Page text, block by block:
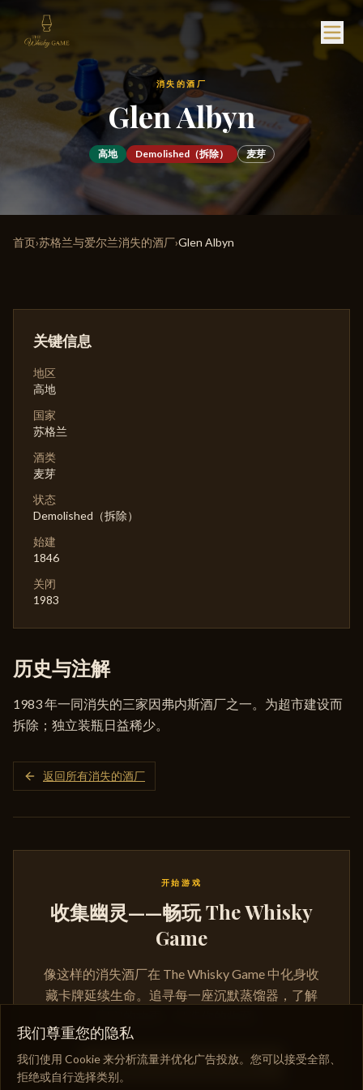
消失的酒厂
Glen Albyn
高地 Demolished（拆除） 麦芽
首页›苏格兰与爱尔兰消失的酒厂›Glen Albyn
关键信息
地区
高地
国家
苏格兰
酒类
麦芽
状态
Demolished（拆除）
始建
1846
关闭
1983
历史与注解
1983 年一同消失的三家因弗内斯酒厂之一。为超市建设而
拆除；独立装瓶日益稀少。
返回所有消失的酒厂
开始游戏
收集幽灵——畅玩 The Whisky
Game
像这样的消失酒厂在 The Whisky Game 中化身收
藏卡牌延续生命。追寻每一座沉默蒸馏器，了解
购买 THE WHISKY GAME
我们尊重您的隐私
我们使用 Cookie 来分析流量并优化广告投放。您可以接受全部、
拒绝或自行选择类别。